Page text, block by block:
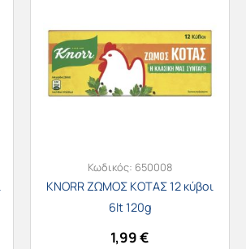
Κωδικός: 650008
KNORR ΖΩΜΟΣ ΚΟΤΑΣ 12 κύβοι
6lt 120g
1,99€